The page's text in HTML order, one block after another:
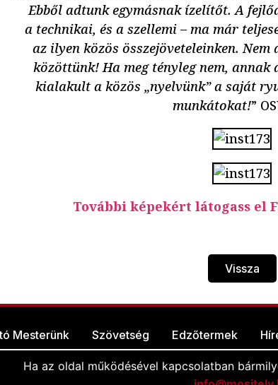
Ebből adtunk egymásnak ízelítőt. A
a technikai, és a szellemi – ma már
az ilyen közös összejöveteleinken. Nem
közöttünk! Ha meg tényleg nem,
kialakult a közös „nyelvünk” a saját
munkátokat!”
További képekért látogass el
Vissza
Mesterünk Szövetség Edzőtermek
Ha az oldal működésével kapcsolatban